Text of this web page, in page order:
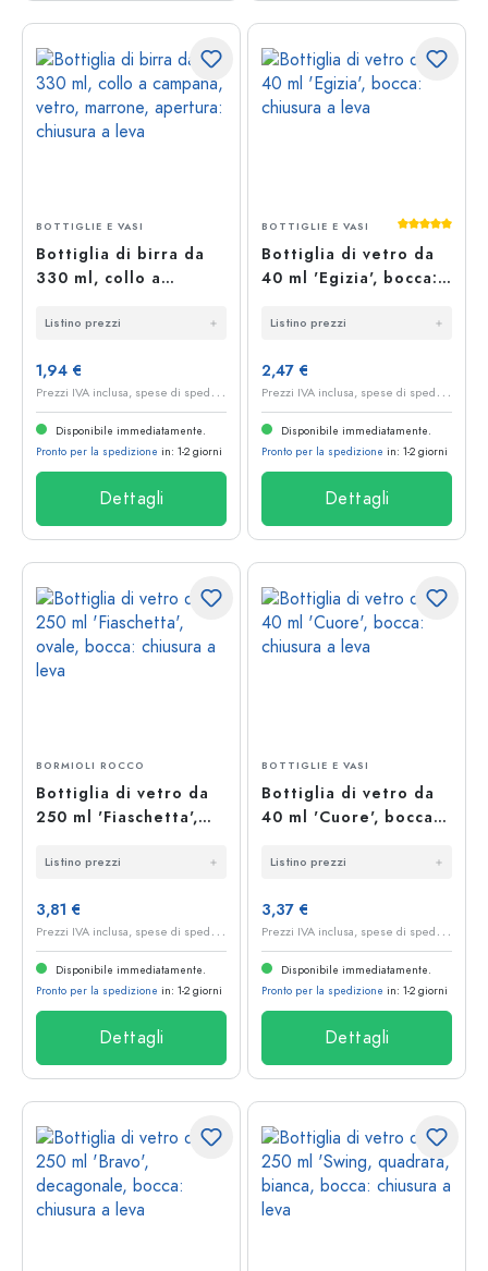
BOTTIGLIE E VASI
Bottiglia di birra da
330 ml, collo a
marrone, apertura:
Listino prezzi
1,94 €
P
rezzi IVA inclusa, spese di spedizione escluse
Disponibile immediatamente.
Pronto per la spedizione in: 1-2 giorni
Dettagli
BOTTIGLIE E VASI
Bottiglia di vetro da
40 ml 'Egizia', bocca:
Listino prezzi
2,47 €
P
rezzi IVA inclusa, spese di spedizione escluse
Disponibile immediatamente.
Pronto per la spedizione in: 1-2 giorni
Dettagli
BORMIOLI ROCCO
Bottiglia di vetro da
250 ml 'Fiaschetta',
a leva
Listino prezzi
3,81 €
P
rezzi IVA inclusa, spese di spedizione escluse
Disponibile immediatamente.
Pronto per la spedizione in: 1-2 giorni
Dettagli
BOTTIGLIE E VASI
Bottiglia di vetro da
40 ml 'Cuore', bocca:
Listino prezzi
3,37 €
P
rezzi IVA inclusa, spese di spedizione escluse
Disponibile immediatamente.
Pronto per la spedizione in: 1-2 giorni
Dettagli